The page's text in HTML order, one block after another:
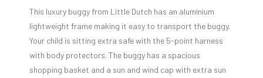
This luxury buggy from Little Dutch has an aluminium
lightweight frame making it easy to transport the buggy.
Your child is sitting extra safe with the 5-point harness
with body protectors. The buggy has a spacious
shopping basket and a sun and wind cap with extra sun